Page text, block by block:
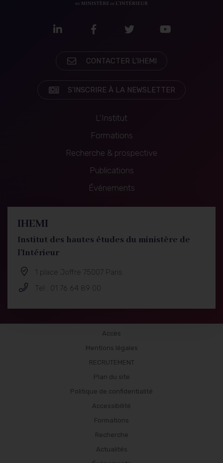
LinkedInFacebookTwitterYoutube
CONTACTER L'IHEMI
S'INSCRIRE À LA NEWSLETTER
Navigation
L'Institut
Formations
Recherche & prospective
Publications
Événements
IHEMI
Institut des hautes études du ministère de
l'Intérieur
1 place Joffre 75007 Paris
Tel : 01 76 64 89 00
Accès
Mentions légales
RECRUTEMENT
Plan du site
Politique de confidentialité
Accessibilité
Formations
Recherche
Actualités